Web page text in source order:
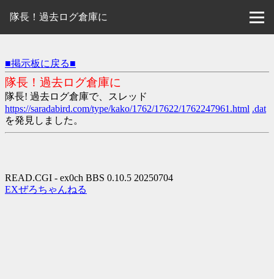
隊長！過去ログ倉庫に
■掲示板に戻る■
隊長！過去ログ倉庫に
隊長! 過去ログ倉庫で、スレッド
https://saradabird.com/type/kako/1762/17622/1762247961.html .dat
を発見しました。
READ.CGI - ex0ch BBS 0.10.5 20250704
EXぜろちゃんねる